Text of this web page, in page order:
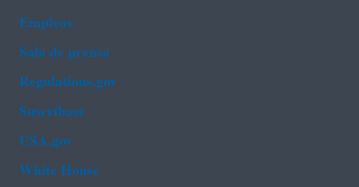
Empleos
Sala de prensa
Regulations.gov
Suscríbase
USA.gov
White House